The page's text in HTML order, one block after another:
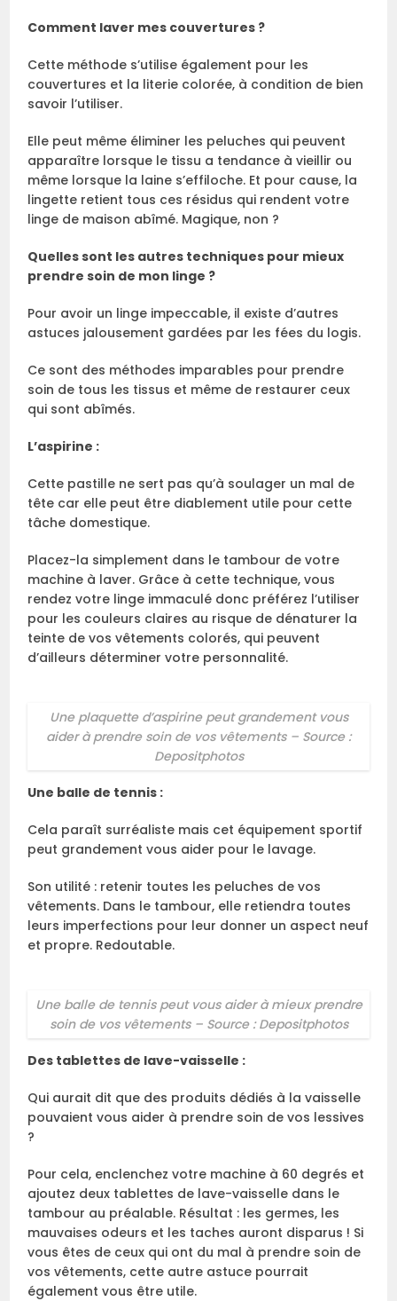
Comment laver mes couvertures ?
Cette méthode s’utilise également pour les
couvertures et la literie colorée, à condition de bien
savoir l’utiliser.
Elle peut même éliminer les peluches qui peuvent
apparaître lorsque le tissu a tendance à vieillir ou
même lorsque la laine s’effiloche. Et pour cause, la
lingette retient tous ces résidus qui rendent votre
linge de maison abîmé. Magique, non ?
Quelles sont les autres techniques pour mieux
prendre soin de mon linge ?
Pour avoir un linge impeccable, il existe d’autres
astuces jalousement gardées par les fées du logis.
Ce sont des méthodes imparables pour prendre
soin de tous les tissus et même de restaurer ceux
qui sont abîmés.
L’aspirine :
Cette pastille ne sert pas qu’à soulager un mal de
tête car elle peut être diablement utile pour cette
tâche domestique.
Placez-la simplement dans le tambour de votre
machine à laver. Grâce à cette technique, vous
rendez votre linge immaculé donc préférez l’utiliser
pour les couleurs claires au risque de dénaturer la
teinte de vos vêtements colorés, qui peuvent
d’ailleurs déterminer votre personnalité.
Une plaquette d’aspirine peut grandement vous
aider à prendre soin de vos vêtements – Source :
Depositphotos
Une balle de tennis :
Cela paraît surréaliste mais cet équipement sportif
peut grandement vous aider pour le lavage.
Son utilité : retenir toutes les peluches de vos
vêtements. Dans le tambour, elle retiendra toutes
leurs imperfections pour leur donner un aspect neuf
et propre. Redoutable.
Une balle de tennis peut vous aider à mieux prendre
soin de vos vêtements – Source : Depositphotos
Des tablettes de lave-vaisselle :
Qui aurait dit que des produits dédiés à la vaisselle
pouvaient vous aider à prendre soin de vos lessives
?
Pour cela, enclenchez votre machine à 60 degrés et
ajoutez deux tablettes de lave-vaisselle dans le
tambour au préalable. Résultat : les germes, les
mauvaises odeurs et les taches auront disparus ! Si
vous êtes de ceux qui ont du mal à prendre soin de
vos vêtements, cette autre astuce pourrait
également vous être utile.